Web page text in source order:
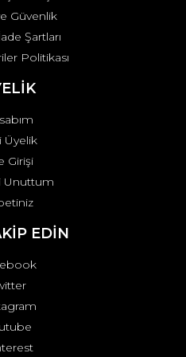
Güvenlik
Şartları
Politikası
Üyelik
Girişi
Unuttum
EDİN